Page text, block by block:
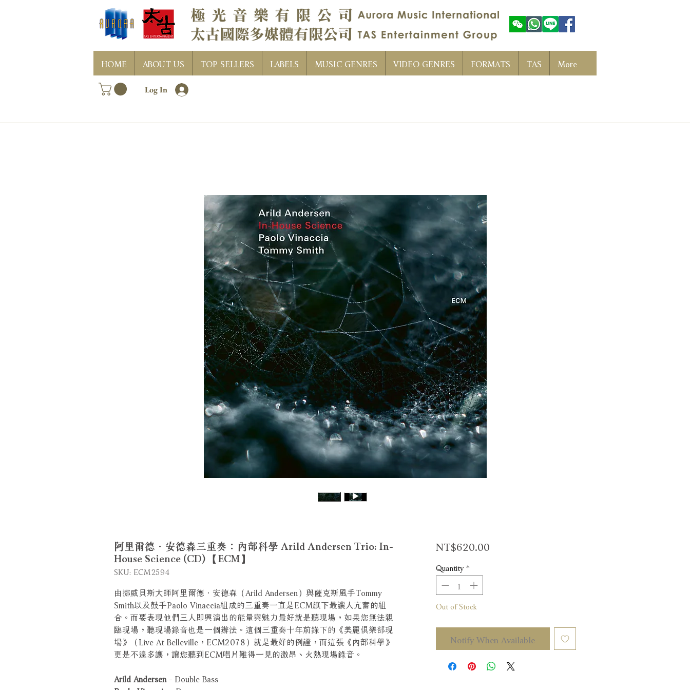
HOME ABOUT US TOP SELLERS LABELS MUSIC GENRES VIDEO GENRES FORMATS TAS More
Log In
阿里爾德．安德森三重奏：內部科學 Arild Andersen Trio: In-
House Science (CD) 【ECM】
SKU: ECM2594
由挪威貝斯大師阿里爾德．安德森（Arild Andersen）與薩克斯風手Tommy
Smith以及鼓手Paolo Vinaccia組成的三重奏一直是ECM旗下最讓人亢奮的組
合。而要表現他們三人即興演出的能量與魅力最好就是聽現場，如果您無法親
臨現場，聽現場錄音也是一個辦法。這個三重奏十年前錄下的《美麗俱樂部現
場》（Live At Belleville，ECM2078）就是最好的例證，而這張《內部科學》
更是不遑多讓，讓您聽到ECM唱片難得一見的激昂、火熱現場錄音。
Arild Andersen - Double Bass
NT$620.00Price
Quantity *
Out of Stock
Notify When Available